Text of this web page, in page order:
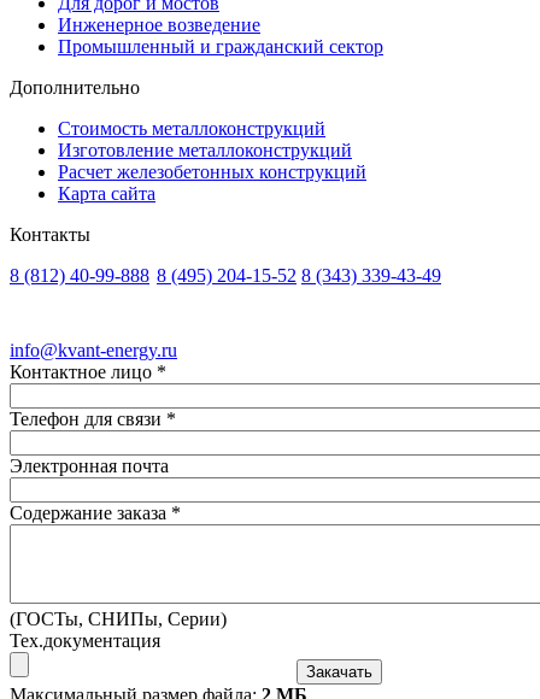
Инженерное возведение
Промышленный и гражданский сектор
Дополнительно
Стоимость металлоконструкций
Изготовление металлоконструкций
Расчет железобетонных конструкций
Карта сайта
Контакты
8 (812) 40-99-888 8 (495) 204-15-52 8 (343) 339-43-49
info@kvant-energy.ru
Контактное лицо *
Телефон для связи *
Электронная почта
Содержание заказа *
(ГОСТы, СНИПы, Серии)
Тех.документация
Максимальный размер файла: 2 МБ